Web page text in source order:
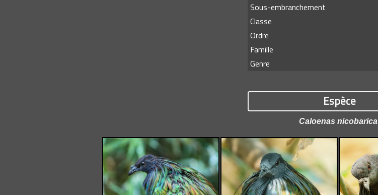
Sous-embranchement
Classe
Ordre
Famille
Genre
Espèce
Caloenas nicobarica